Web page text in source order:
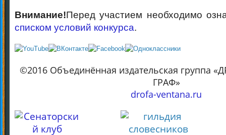
Внимание!Перед участием необходимо
списком условий конкурса.
©2016 Объединённая издательская группа
ГРАФ»
drofa-ventana.ru